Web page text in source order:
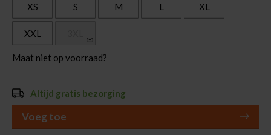
XS S M L XL
XXL
Maat niet op voorraad?
Altijd gratis bezorging
Voeg toe